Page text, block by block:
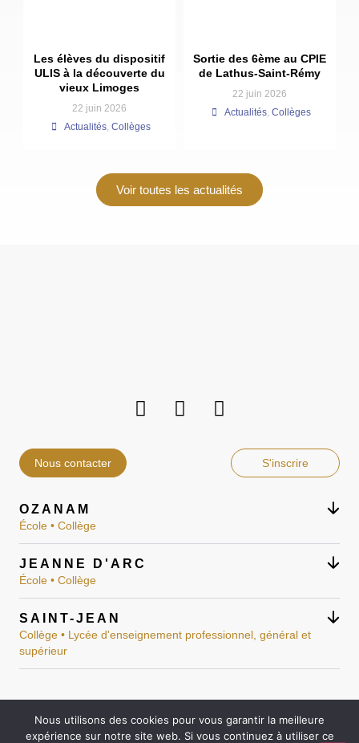
Les élèves du dispositif
ULIS à la découverte du
vieux Limoges
22 juin 2026
Actualités, Collèges
Sortie des 6ème au CPIE
de Lathus-Saint-Rémy
22 juin 2026
Actualités, Collèges
Voir toutes les actualités
Nous contacter S'inscrire
OZANAM
École • Collège
JEANNE D'ARC
École • Collège
SAINT-JEAN
Collège • Lycée d'enseignement professionnel, général et
supérieur
Mentions légales
Nous utilisons des cookies pour vous garantir la meilleure
expérience sur notre site web. Si vous continuez à utiliser ce